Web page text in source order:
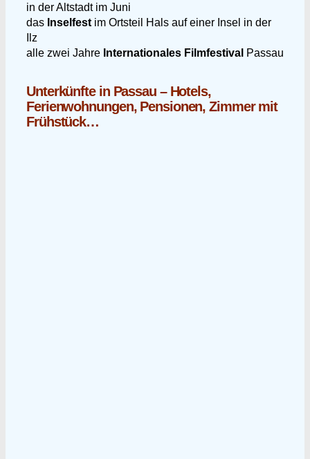
in der Altstadt im Juni
das Inselfest im Ortsteil Hals auf einer Insel in der
Ilz
alle zwei Jahre Internationales Filmfestival Passau
Unterkünfte in Passau – Hotels,
Ferienwohnungen, Pensionen, Zimmer mit
Frühstück…